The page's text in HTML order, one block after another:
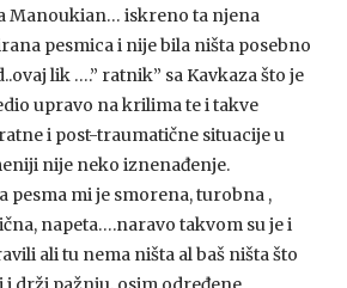
Manoukian… iskreno ta njena
pesmica i nije bila ništa posebno
lik ….” ratnik” sa Kavkaza što je
upravo na krilima te i takve
i post-traumatične situacije u
nije neko iznenađenje.
pesma mi je smorena, turobna ,
napeta….naravo takvom su je i
ali tu nema ništa al baš ništa što